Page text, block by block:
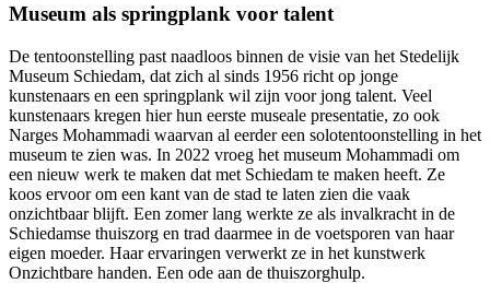
Museum als springplank voor talent
​De tentoonstelling past naadloos binnen de visie van het Stedelijk
Museum Schiedam, dat zich al sinds 1956 richt op jonge
kunstenaars en een springplank wil zijn voor jong talent. Veel
kunstenaars kregen hier hun eerste museale presentatie, zo ook
Narges Mohammadi waarvan al eerder een solotentoonstelling in het
museum te zien was. In 2022 vroeg het museum Mohammadi om
een nieuw werk te maken dat met Schiedam te maken heeft. Ze
koos ervoor om een kant van de stad te laten zien die vaak
onzichtbaar blijft. Een zomer lang werkte ze als invalkracht in de
Schiedamse thuiszorg en trad daarmee in de voetsporen van haar
eigen moeder. Haar ervaringen verwerkt ze in het kunstwerk
Onzichtbare handen. Een ode aan de thuiszorghulp.